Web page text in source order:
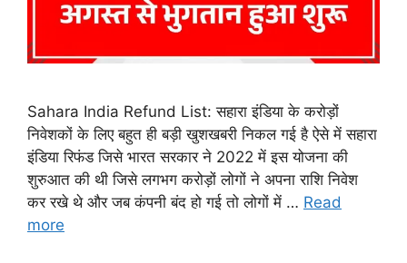
Sahara India Refund List: सहारा इंडिया के करोड़ों
निवेशकों के लिए बहुत ही बड़ी खुशखबरी निकल गई है ऐसे में सहारा
इंडिया रिफंड जिसे भारत सरकार ने 2022 में इस योजना की
शुरुआत की थी जिसे लगभग करोड़ों लोगों ने अपना राशि निवेश
कर रखे थे और जब कंपनी बंद हो गई तो लोगों में … Read
more